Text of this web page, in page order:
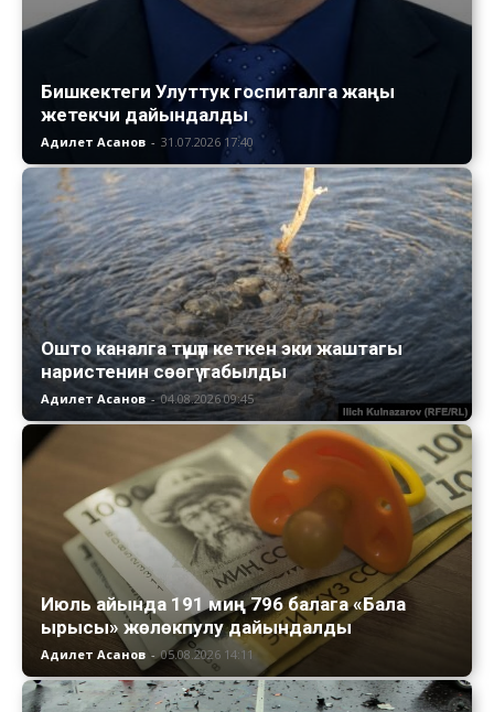
Бишкектеги Улуттук госпиталга жаңы
жетекчи дайындалды
Адилет Асанов - 31.07.2026 17:40
Ошто каналга түшүп кеткен эки жаштагы
наристенин сөөгү табылды
Адилет Асанов - 04.08.2026 09:45
Июль айында 191 миң 796 балага «Бала
ырысы» жөлөкпулу дайындалды
Адилет Асанов - 05.08.2026 14:11